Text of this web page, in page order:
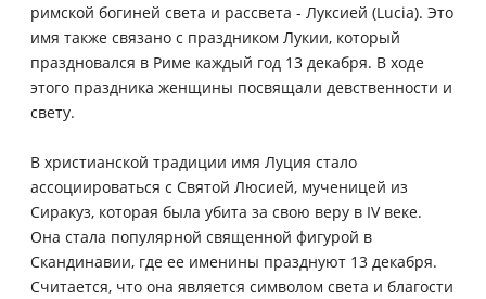
римской богиней света и рассвета - Луксией (Lucia). Это
имя также связано с праздником Лукии, который
праздновался в Риме каждый год 13 декабря. В ходе
этого праздника женщины посвящали девственности и
свету.
В христианской традиции имя Луция стало
ассоциироваться с Святой Люсией, мученицей из
Сиракуз, которая была убита за свою веру в IV веке.
Она стала популярной священной фигурой в
Скандинавии, где ее именины празднуют 13 декабря.
Считается, что она является символом света и благости